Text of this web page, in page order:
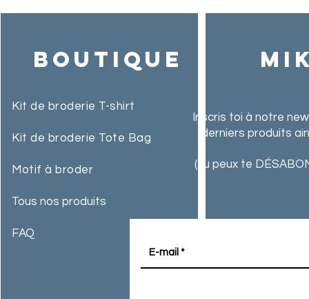
Boutique
Kit de broderie T-shirt
Kit de broderie Tote Bag
Motif à broder
Tous nos produits
FAQ
Inscris toi à notre
derniers produits
(Tu peux te